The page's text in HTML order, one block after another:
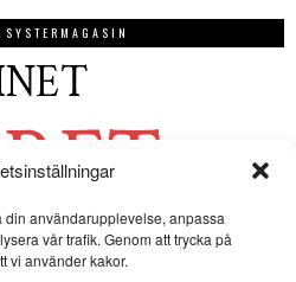
din användarupplevelse, anpassa
vår trafik. Genom att trycka på
vi använder kakor.
SYSTERMAGASIN